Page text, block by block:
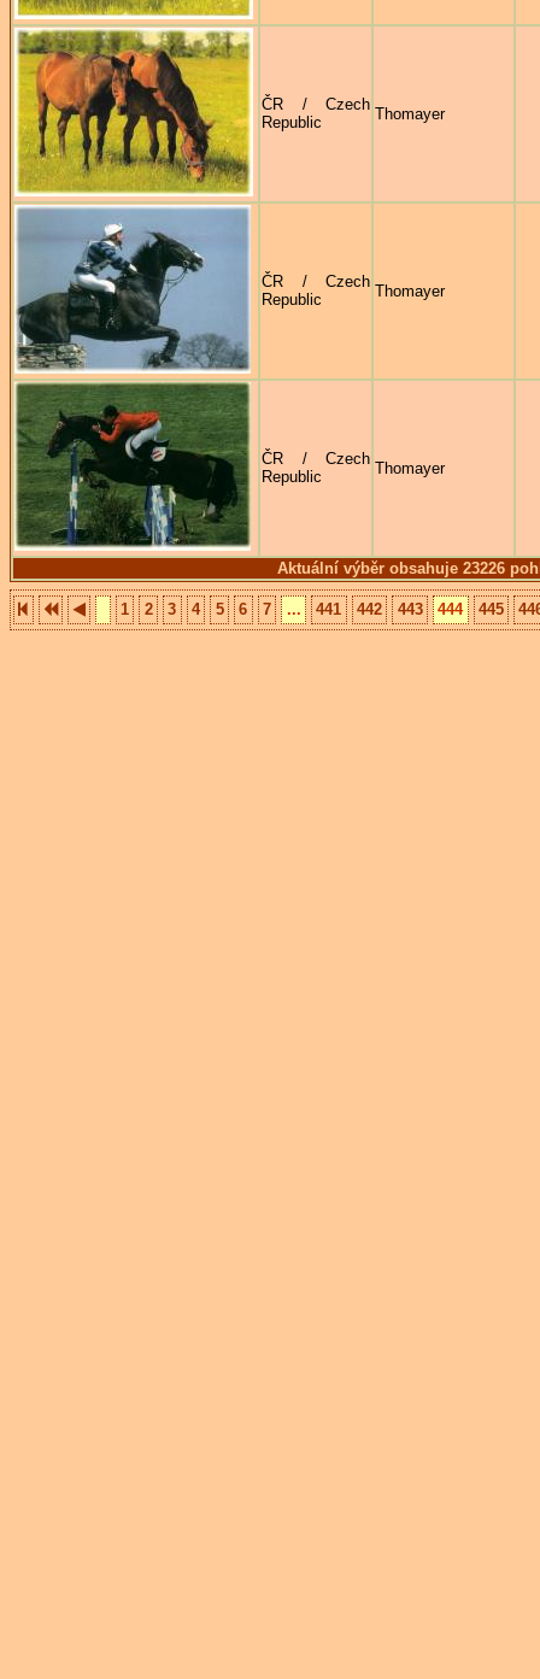
Aktuální výběr obsahuje 23226
ČR / Czech
Republic
Thomayer
ČR / Czech
Republic
Thomayer
ČR / Czech
Republic
Thomayer
1 2 3 4 5 6 7 ... 441 442 443 444 445